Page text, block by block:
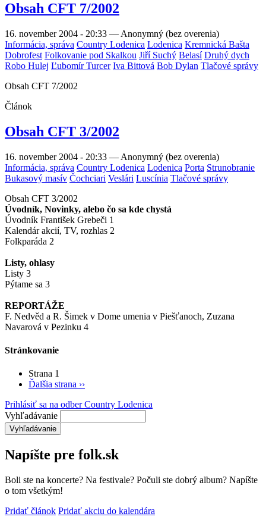
Obsah CFT 7/2002
16. november 2004 - 20:33 — Anonymný (bez overenia)
Informácia, správa Country Lodenica Lodenica Kremnická Bašta
Dobrofest Folkovanie pod Skalkou Jiří Suchý Belasí Druhý dych
Robo Hulej Ľubomír Turcer Iva Bittová Bob Dylan Tlačové správy
Obsah CFT 7/2002
Článok
Obsah CFT 3/2002
16. november 2004 - 20:33 — Anonymný (bez overenia)
Informácia, správa Country Lodenica Lodenica Porta Strunobranie
Bukasový masív Čochciari Veslári Luscínia Tlačové správy
Obsah CFT 3/2002
Úvodník, Novinky, alebo čo sa kde chystá
Úvodník František Grebeči 1
Kalendár akcií, TV, rozhlas 2
Folkparáda 2
Listy, ohlasy
Listy 3
Pýtame sa 3
REPORTÁŽE
F. Nedvěd a R. Šimek v Dome umenia v Piešťanoch, Zuzana
Navarová v Pezinku 4
Stránkovanie
Strana 1
Ďalšia strana ››
Prihlásiť sa na odber Country Lodenica
Vyhľadávanie
Napíšte pre folk.sk
Boli ste na koncerte? Na festivale? Počuli ste dobrý album? Napíšte
o tom všetkým!
Pridať článok Pridať akciu do kalendára